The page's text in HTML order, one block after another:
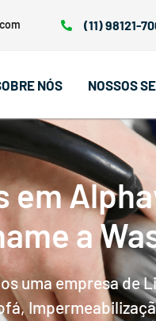
(11) 98121-
NÓS NOSSOS
em
a
uma empresa de